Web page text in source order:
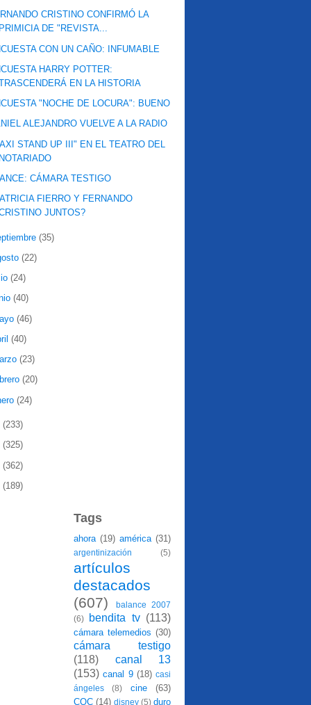
CRISTINO CONFIRMÓ LA
DE "REVISTA...
CON UN CAÑO: INFUMABLE
HARRY POTTER:
EN LA HISTORIA
"NOCHE DE LOCURA": BUENO
ALEJANDRO VUELVE A LA RADIO
STAND UP III" EN EL TEATRO DEL
CÁMARA TESTIGO
FIERRO Y FERNANDO
JUNTOS?
(35)
(22)
(24)
(40)
(46)
(40)
(23)
(20)
(24)
(233)
(325)
(362)
(189)
Tags
ahora (19) américa (31)
argentinización (5)
artículos
destacados
(607)
balance 2007
(6)
bendita tv (113)
cámara telemedios (30)
cámara testigo
(118)
canal 13
(153) canal 9 (18) casi
ángeles
(8) cine
(63)
CQC (14) disney (5) duro